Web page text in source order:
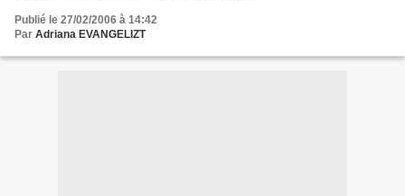
Publié le 27/02/2006 à 14:42
Par Adriana EVANGELIZT